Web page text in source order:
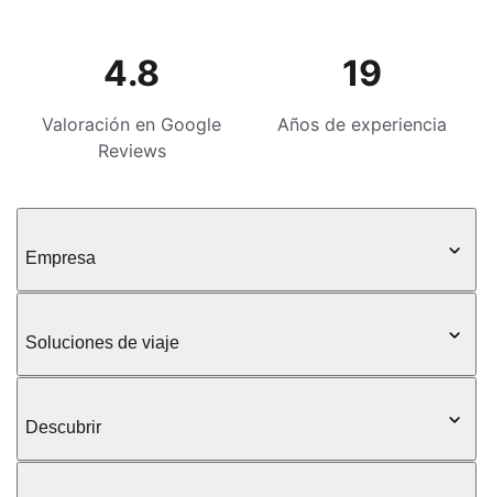
4.8
Valoración en Google
Reviews
19
Años de experiencia
Empresa
Soluciones de viaje
Descubrir